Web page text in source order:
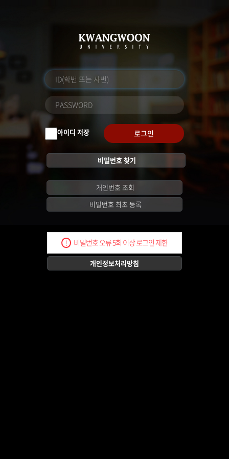
아이디 저장 로그인
비밀번호 찾기
개인번호 조회
비밀번호 최초 등록
! 비밀번호 오류 5회 이상 로그인 제한
개인정보처리방침